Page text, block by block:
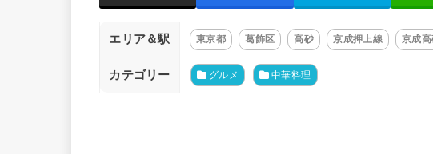
エリア＆駅 東京都 葛飾区 高砂 京成押上線 京成
カテゴリー グルメ 中華料理